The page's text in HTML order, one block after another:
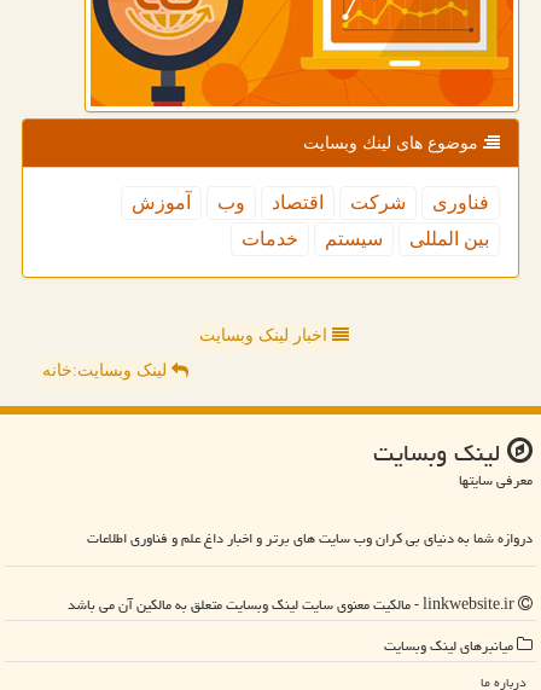
موضوع های لینك وبسایت
فناوری شركت اقتصاد وب
آموزش
بین المللی
سیستم خدمات
اخبار لینک وبسایت
لینک وبسایت:خانه
لینك وبسایت
معرفی سایتها
دروازه شما به دنیای بی کران وب سایت های برتر و اخبار داغ علم و فناوری اطلاعات
میانبرهای لینك وبسایت
درباره ما